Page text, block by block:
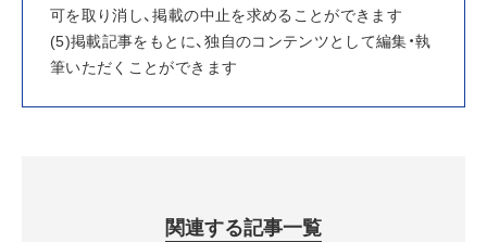
可を取り消し、掲載の中止を求めることができます
(5)掲載記事をもとに、独自のコンテンツとして編集・執
筆いただくことができます
関連する記事一覧